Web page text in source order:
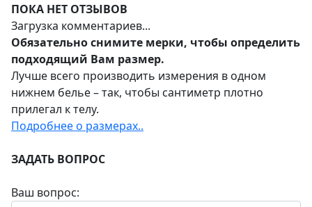
ПОКА НЕТ ОТЗЫВОВ
Загрузка комментариев...
Обязательно снимите мерки, чтобы определить
подходящий Вам размер.
Лучше всего производить измерения в одном
нижнем белье – так, чтобы сантиметр плотно
прилегал к телу.
Подробнее о размерах..
ЗАДАТЬ ВОПРОС
Ваш вопрос: